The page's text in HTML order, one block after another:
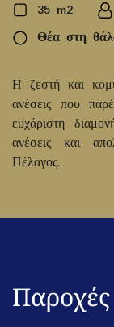
35 m2
Θέα στη
Η ζεστή και
ανέσεις που
ευχάριστη
ανέσεις και
Πέλαγος.
Παροχές